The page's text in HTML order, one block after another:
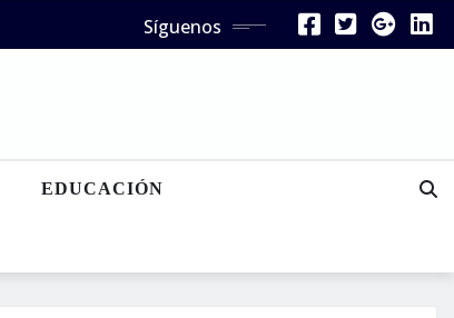
Síguenos
EDUCACIÓN